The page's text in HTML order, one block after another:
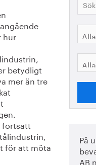
hur
betydligt
mer än tre
fortsatt
för att möta
På
AB